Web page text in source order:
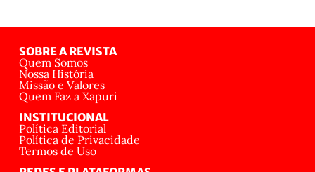
SOBRE A REVISTA
Quem Somos
Nossa História
Missão e Valores
Quem Faz a Xapuri
INSTITUCIONAL
Política Editorial
Política de Privacidade
Termos de Uso